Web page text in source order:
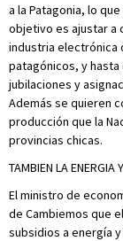
a la Patagonia, lo
objetivo es ajustar a
industria electrónica
patagónicos, y hasta
jubilaciones y
Además se quieren
producción que la
provincias chicas.
TAMBIEN LA ENERGIA
El ministro de
de Cambiemos que
subsidios a energía